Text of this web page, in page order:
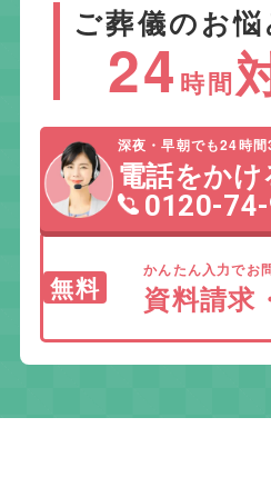
ご葬儀のお
24 時間
深夜・早朝でも24時
電話をかけ
0120-
無料
かんたん入力でお
資料請求